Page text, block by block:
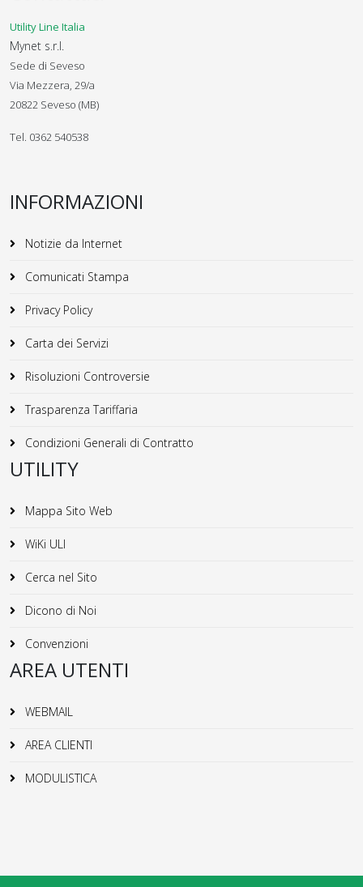
Utility Line Italia
Mynet s.r.l.
Sede di Seveso
Via Mezzera, 29/a
20822 Seveso (MB)
Tel. 0362 540538
INFORMAZIONI
Notizie da Internet
Comunicati Stampa
Privacy Policy
Carta dei Servizi
Risoluzioni Controversie
Trasparenza Tariffaria
Condizioni Generali di Contratto
UTILITY
Mappa Sito Web
WiKi ULI
Cerca nel Sito
Dicono di Noi
Convenzioni
AREA UTENTI
WEBMAIL
AREA CLIENTI
MODULISTICA